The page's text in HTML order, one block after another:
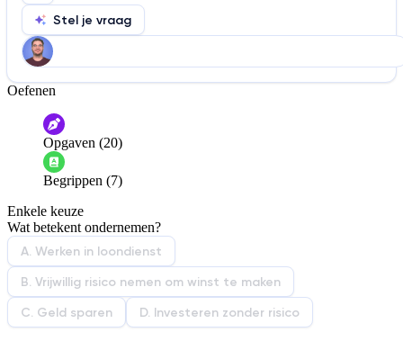
Stel je vraag
Help ons de video te verbeteren
De audio is slecht
Informatie is onjuist
De docent is te langdradig
De uitleg gaat te langzaam
Afspelen werkte niet
Oefenen
Opgaven (20)
Begrippen (7)
Enkele keuze
Wat betekent ondernemen?
A. Werken in loondienst
B. Vrijwillig risico nemen om winst te maken
C. Geld sparen
D. Investeren zonder risico